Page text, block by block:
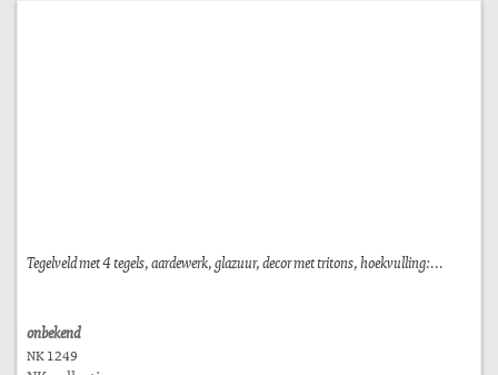
Tegelveld met 4 tegels, aardewerk, glazuur, decor met tritons, hoekvulling:...
onbekend
NK 1249